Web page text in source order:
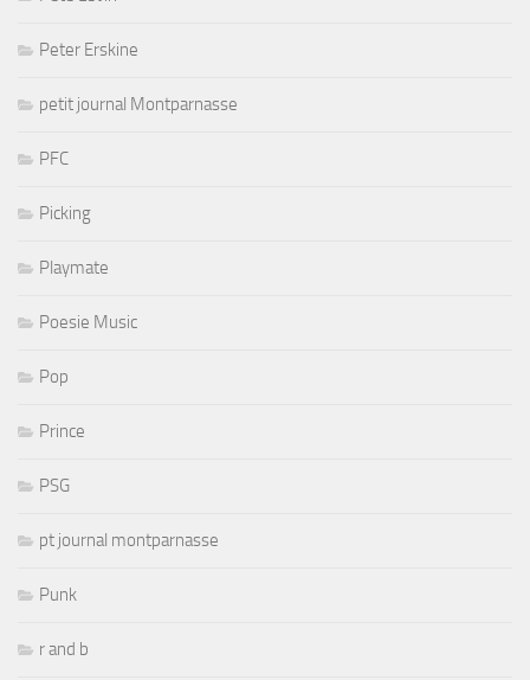
Peter Erskine
petit journal Montparnasse
PFC
Picking
Playmate
Poesie Music
Pop
Prince
PSG
pt journal montparnasse
Punk
r and b